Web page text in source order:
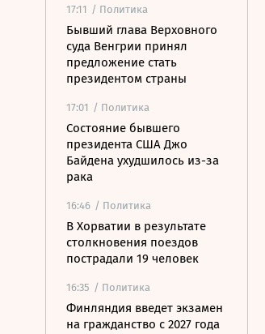
17:11 / Политика
Бывший глава Верховного
суда Венгрии принял
предложение стать
президентом страны
17:01 / Политика
Состояние бывшего
президента США Джо
Байдена ухудшилось из-за
рака
16:46 / Политика
В Хорватии в результате
столкновения поездов
пострадали 19 человек
16:35 / Политика
Финляндия введет экзамен
на гражданство с 2027 года